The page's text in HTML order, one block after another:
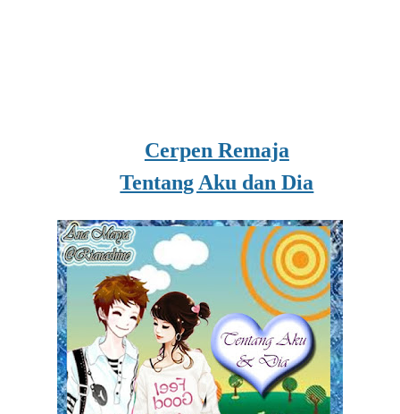
Cerpen Remaja
Tentang Aku dan Dia